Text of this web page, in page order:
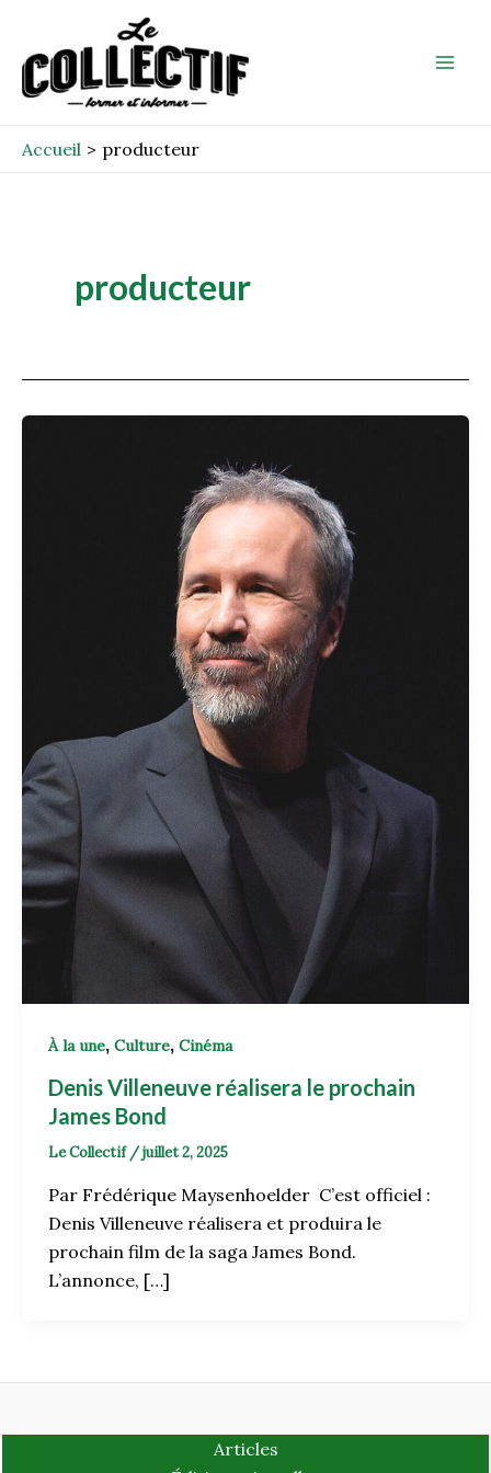
contenu
Accueil producteur
producteur
À la une, Culture, Cinéma
Denis Villeneuve réalisera le prochain
James Bond
Le Collectif /juillet 2, 2025
Par Frédérique Maysenhoelder C’est officiel :
Denis Villeneuve réalisera et produira le
prochain film de la saga James Bond.
L’annonce, […]
Articles